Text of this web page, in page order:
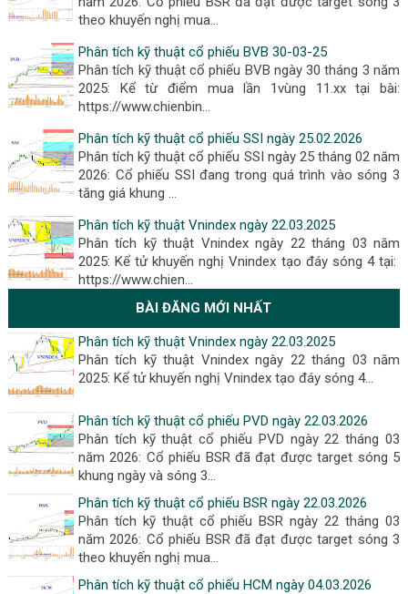
theo khuyến nghị mua…
Phân tích kỹ thuật cổ phiếu BVB 30-03-25
Phân tích kỹ thuật cổ phiếu BVB ngày 30 tháng 3 năm
2025: Kể từ điểm mua lần 1vùng 11.xx tại bài:
https://www.chienbin…
Phân tích kỹ thuật cổ phiếu SSI ngày 25.02.2026
Phân tích kỹ thuật cổ phiếu SSI ngày 25 tháng 02 năm
2026: Cổ phiếu SSI đang trong quá trình vào sóng 3
tăng giá khung …
Phân tích kỹ thuật Vnindex ngày 22.03.2025
Phân tích kỹ thuật Vnindex ngày 22 tháng 03 năm
2025: Kể tử khuyến nghị Vnindex tạo đáy sóng 4 tại:
https://www.chien…
BÀI ĐĂNG MỚI NHẤT
Phân tích kỹ thuật Vnindex ngày 22.03.2025
Phân tích kỹ thuật Vnindex ngày 22 tháng 03 năm
2025: Kể tử khuyến nghị Vnindex tạo đáy sóng 4...
Phân tích kỹ thuật cổ phiếu PVD ngày 22.03.2026
Phân tích kỹ thuật cổ phiếu PVD ngày 22 tháng 03
năm 2026: Cổ phiếu BSR đã đạt được target sóng 5
khung ngày và sóng 3...
Phân tích kỹ thuật cổ phiếu BSR ngày 22.03.2026
Phân tích kỹ thuật cổ phiếu BSR ngày 22 tháng 03
năm 2026: Cổ phiếu BSR đã đạt được target sóng 3
theo khuyến nghị mua...
Phân tích kỹ thuật cổ phiếu HCM ngày 04.03.2026